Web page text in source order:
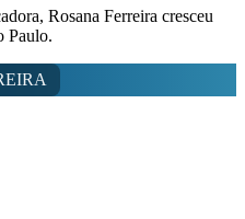
Rosana Ferreira cresceu
Paulo.